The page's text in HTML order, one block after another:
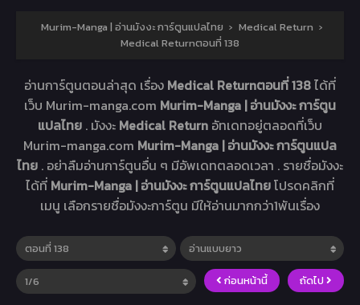
Murim-Manga | อ่านมังงะ การ์ตูนแปลไทย › Medical Return ›
Medical Returnตอนที่ 138
อ่านการ์ตูนตอนล่าสุด เรื่อง Medical Returnตอนที่ 138ได้ที่
เว็บ Murim-manga.com Murim-Manga | อ่านมังงะ การ์ตูน
แปลไทย . มังงะ Medical Return อัทเดทอยู่ตลอดที่เว็บ
Murim-manga.com Murim-Manga | อ่านมังงะ การ์ตูนแปล
ไทย . อย่าลืมอ่านการ์ตูนอื่น ๆ มีอัพเดทตลอดเวลา . รายชื่อมังงะ
ได้ที่ Murim-Manga | อ่านมังงะ การ์ตูนแปลไทยโปรดคลิกที่
เมนู เลือกรายชื่อมังงะการ์ตูน มีให้อ่านมากกว่า1พันเรื่อง
ก่อนหน้านี้ ถัดไป